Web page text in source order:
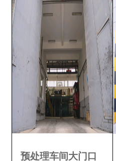
预处理车间大门口